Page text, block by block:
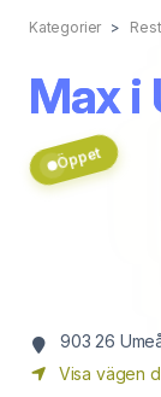
Kategorier
Max i
Öppet
903 26
Visa vägen